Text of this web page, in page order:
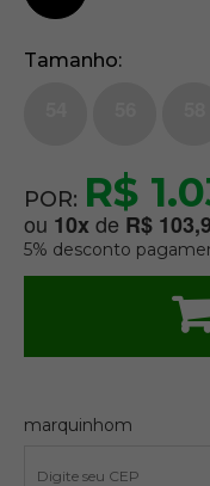
Tamanho
POR: R$
ou 10xde R$
5% desconto
marquinhom